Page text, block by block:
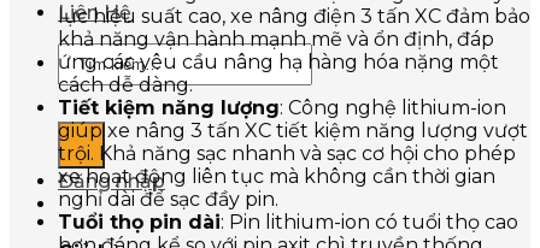
Liên Hệ
Tìm
kiếm:
Đăng nhập
lực hiệu suất cao, xe nâng điện 3 tấn XC đảm bảo
khả năng vận hành mạnh mẽ và ổn định, đáp
ứng các yêu cầu nâng hạ hàng hóa nặng một
cách dễ dàng.
Tiết kiệm năng lượng: Công nghệ lithium-ion
giúp xe nâng 3 tấn XC tiết kiệm năng lượng vượt
trội. Khả năng sạc nhanh và sạc cơ hội cho phép
xe hoạt động liên tục mà không cần thời gian
nghỉ dài để sạc đầy pin.
Tuổi thọ pin dài: Pin lithium-ion có tuổi thọ cao